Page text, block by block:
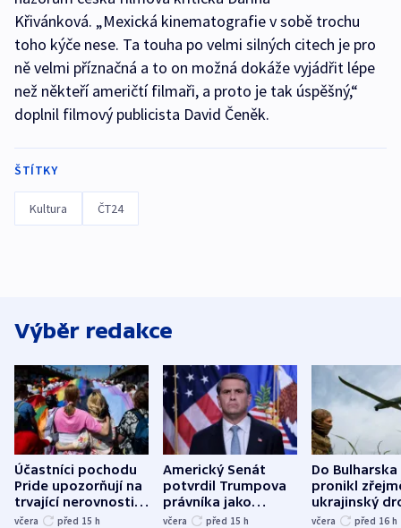
Křivánková. „Mexická kinematografie v sobě trochu
toho kýče nese. Ta touha po velmi silných citech je pro
ně velmi příznačná a to on možná dokáže vyjádřit lépe
než někteří američtí filmaři, a proto je tak úspěšný,“
doplnil filmový publicista David Čeněk.
ŠTÍTKY
Kultura ČT24
Výběr redakce
Účastníci pochodu
Pride upozorňují na
trvající nerovnosti i
společenskou
včera před 15 h
Americký Senát
potvrdil Trumpova
právníka jako
ministra
včera před 15 h
Do Bulharska
pronikl
ukrajinský
explodoval
včera před 16 h